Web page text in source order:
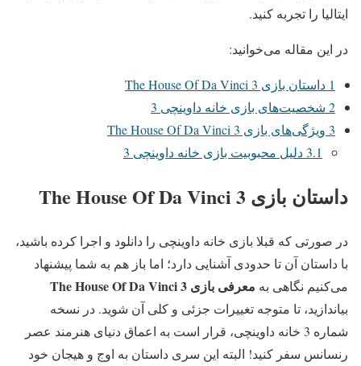
ایتالیا را تجربه کنید.
در این مقاله می‌خوانید:
1 داستان بازی The House Of Da Vinci 3
2 شخصیت‌های بازی خانه داوینچی 3
3 ویژگی‌های بازی The House Of Da Vinci 3
3.1دلیل محبوبیت بازی خانه داوینچی 3
داستان بازی The House Of Da Vinci 3
در صورتی که قبلا بازی خانه داوینچی را دانلود و اجرا کرده باشید،
با داستان آن تا حدودی آشنایی دارد؛ اما باز هم به شما پیشنهاد
می‌کنیم نگاهی به معرفی بازی The House Of Da Vinci 3
بیاندازید، تا متوجه تغییرات جزئی و کلی آن شوید. در نسخه
شماره 3 خانه داوینچی، قرار است به اعماق دنیای هنرمند عصر
رنسانس سفر کنید! البته این سری داستان به اوج و هیجان خود